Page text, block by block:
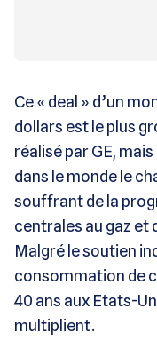
Ce « deal » d’un
dollars est le plus
réalisé par GE,
dans le monde le
souffrant de la
centrales au gaz et
Malgré le soutien
consommation de
40 ans aux Etats-
multiplient.